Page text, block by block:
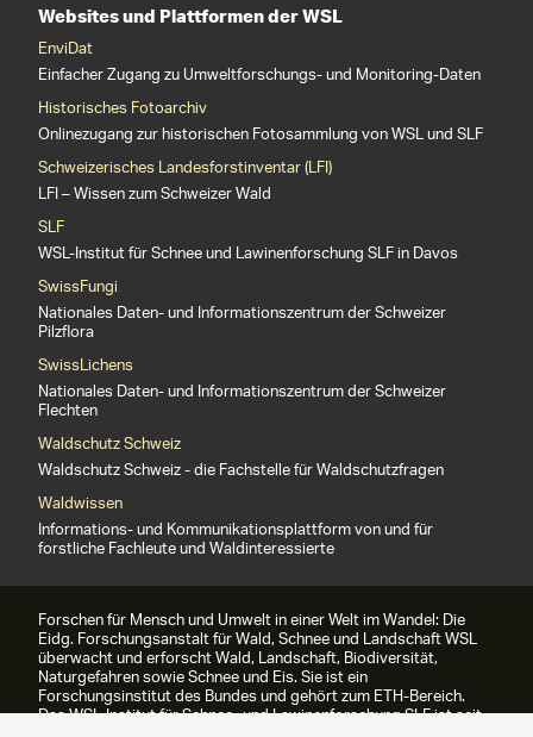
Websites und Plattformen der WSL
EnviDat
Einfacher Zugang zu Umweltforschungs- und Monitoring-Daten
Historisches Fotoarchiv
Onlinezugang zur historischen Fotosammlung von WSL und SLF
Schweizerisches Landesforstinventar (LFI)
LFI – Wissen zum Schweizer Wald
SLF
WSL-Institut für Schnee und Lawinenforschung SLF in Davos
SwissFungi
Nationales Daten- und Informationszentrum der Schweizer
Pilzflora
SwissLichens
Nationales Daten- und Informationszentrum der Schweizer
Flechten
Waldschutz Schweiz
Waldschutz Schweiz - die Fachstelle für Waldschutzfragen
Waldwissen
Informations- und Kommunikationsplattform von und für
forstliche Fachleute und Waldinteressierte
Forschen für Mensch und Umwelt in einer Welt im Wandel: Die
Eidg. Forschungsanstalt für Wald, Schnee und Landschaft WSL
überwacht und erforscht Wald, Landschaft, Biodiversität,
Naturgefahren sowie Schnee und Eis. Sie ist ein
Forschungsinstitut des Bundes und gehört zum ETH-Bereich.
Das WSL-Institut für Schnee- und Lawinenforschung SLF ist seit